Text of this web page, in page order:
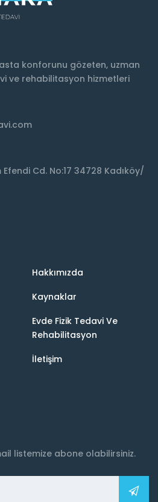
konforunu gözeten, uzman
ve rehabilitasyon hizmetleri
Cd. No:17 34728 Kadıköy/
Hakkımızda
Kaynaklar
Evde Fizik Tedavi Ve
Rehabilitasyon
İletişim
listemize abone olabilirsiniz.